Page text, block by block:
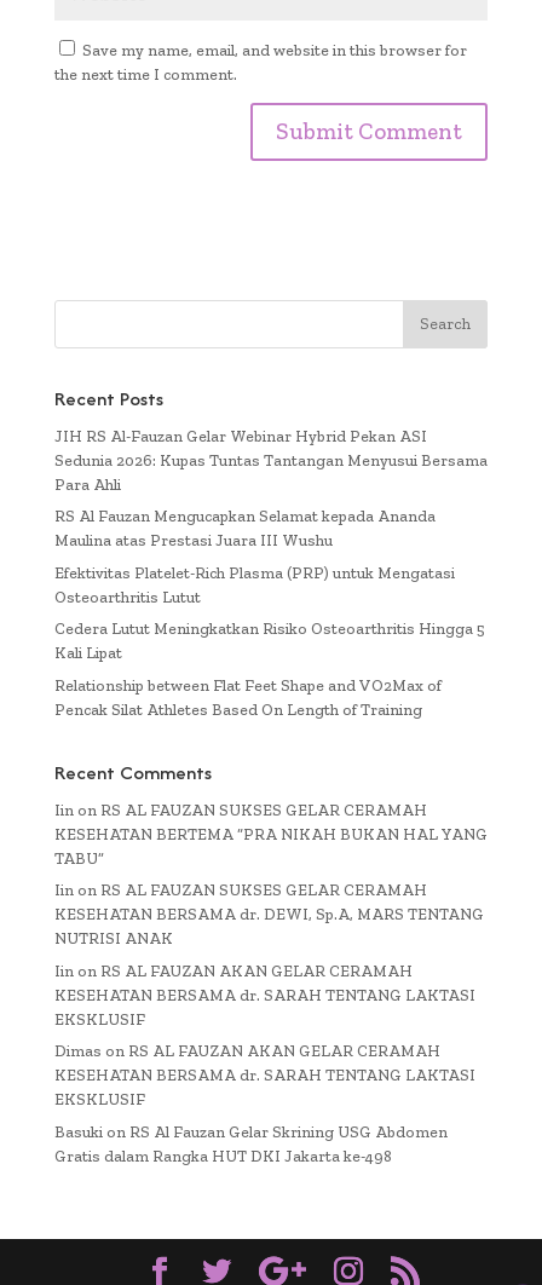
Save my name, email, and website in this browser for
the next time I comment.
Recent Posts
JIH RS Al-Fauzan Gelar Webinar Hybrid Pekan ASI
Sedunia 2026: Kupas Tuntas Tantangan Menyusui Bersama
Para Ahli
RS Al Fauzan Mengucapkan Selamat kepada Ananda
Maulina atas Prestasi Juara III Wushu
Efektivitas Platelet-Rich Plasma (PRP) untuk Mengatasi
Osteoarthritis Lutut
Cedera Lutut Meningkatkan Risiko Osteoarthritis Hingga 5
Kali Lipat
Relationship between Flat Feet Shape and VO2Max of
Pencak Silat Athletes Based On Length of Training
Recent Comments
Iin on RS AL FAUZAN SUKSES GELAR CERAMAH
KESEHATAN BERTEMA “PRA NIKAH BUKAN HAL YANG
TABU”
Iinon RS AL FAUZAN SUKSES GELAR CERAMAH
KESEHATAN BERSAMA dr. DEWI, Sp.A, MARS TENTANG
NUTRISI ANAK
Iin on RS AL FAUZAN AKAN GELAR CERAMAH
KESEHATAN BERSAMA dr. SARAH TENTANG LAKTASI
EKSKLUSIF
Dimas on RS AL FAUZAN AKAN GELAR CERAMAH
KESEHATAN BERSAMA dr. SARAH TENTANG LAKTASI
EKSKLUSIF
Basuki on RS Al Fauzan Gelar Skrining USG Abdomen
Gratis dalam Rangka HUT DKI Jakarta ke-498